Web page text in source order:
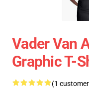
Vader Van
Graphic T-
(1